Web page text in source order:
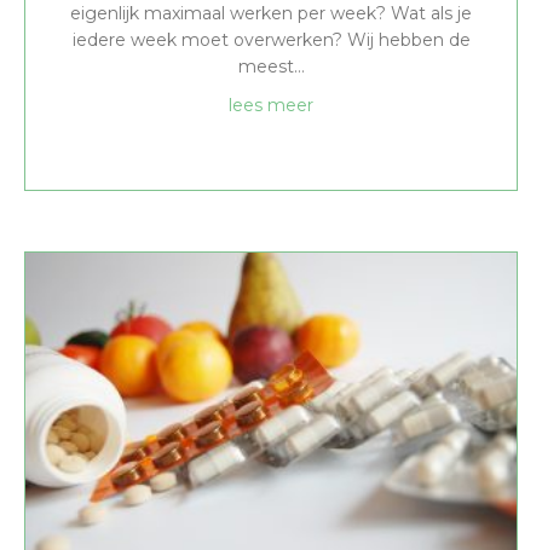
eigenlijk maximaal werken per week? Wat als je
iedere week moet overwerken? Wij hebben de
meest…
lees meerabout Arbeidstijdenwet